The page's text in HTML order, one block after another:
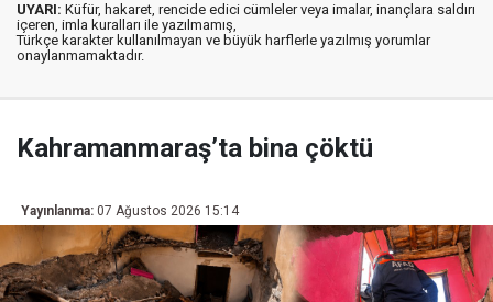
UYARI: Küfür, hakaret, rencide edici cümleler veya imalar, inançlara saldırı
içeren, imla kuralları ile yazılmamış,
Türkçe karakter kullanılmayan ve büyük harflerle yazılmış yorumlar
onaylanmamaktadır.
Kahramanmaraş’ta bina çöktü
Yayınlanma: 07 Ağustos 2026 15:14